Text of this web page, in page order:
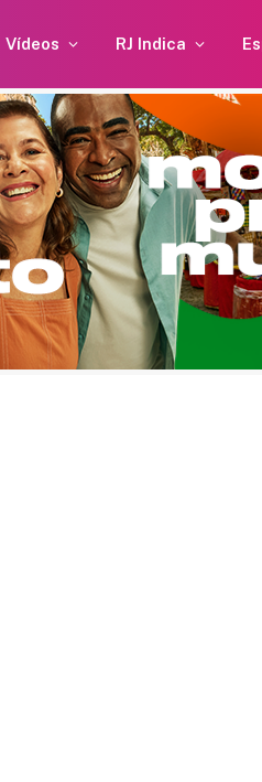
Vídeos RJ Indica